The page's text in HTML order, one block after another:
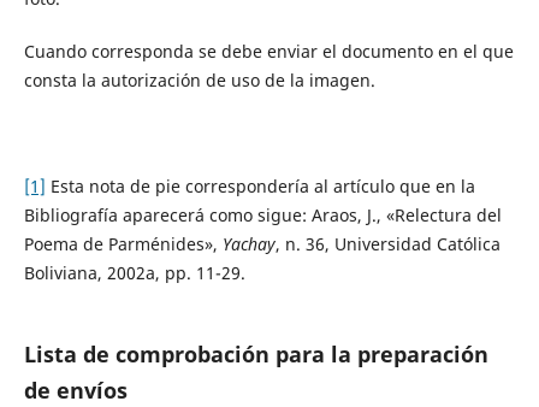
Cuando corresponda se debe enviar el documento en el que
consta la autorización de uso de la imagen.
[1] Esta nota de pie correspondería al artículo que en la
Bibliografía aparecerá como sigue: Araos, J., «Relectura del
Poema de Parménides», Yachay, n. 36, Universidad Católica
Boliviana, 2002a, pp. 11-29.
Lista de comprobación para la preparación
de envíos